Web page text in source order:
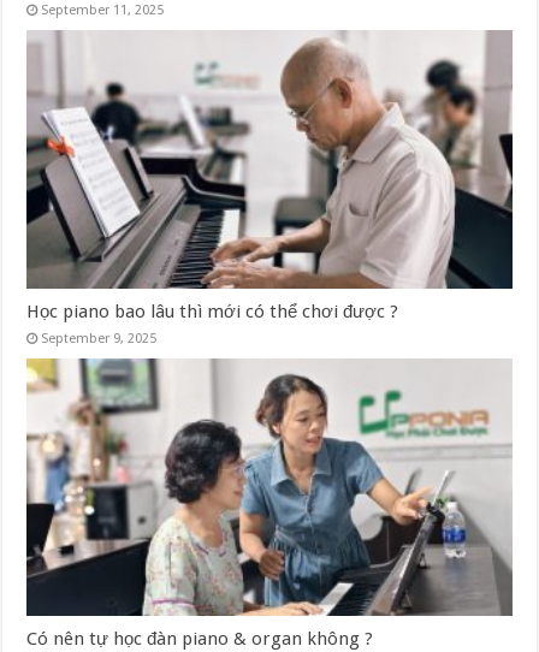
September 11, 2025
Học piano bao lâu thì mới có thể chơi được ?
September 9, 2025
Có nên tự học đàn piano & organ không ?